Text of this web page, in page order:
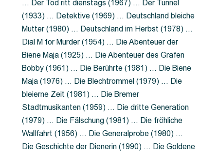
… Der Tod ritt dienstags (1967) … Der Tunnel
(1933) … Detektive (1969) … Deutschland bleiche
Mutter (1980) … Deutschland im Herbst (1978) …
Dial M for Murder (1954) … Die Abenteuer der
Biene Maja (1925) … Die Abenteuer des Grafen
Bobby (1961) … Die Berührte (1981) … Die Biene
Maja (1976) … Die Blechtrommel (1979) … Die
bleierne Zeit (1981) … Die Bremer
Stadtmusikanten (1959) … Die dritte Generation
(1979) … Die Fälschung (1981) … Die fröhliche
Wallfahrt (1956) … Die Generalprobe (1980) …
Die Geschichte der Dienerin (1990) … Die Goldene